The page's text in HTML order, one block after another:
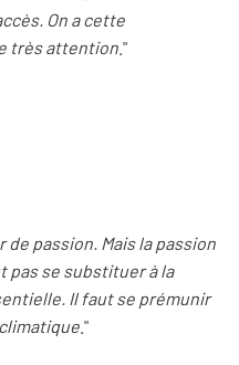
On a cette
très attention ."
passion. Mais la passion
pas se substituer à la
Il faut se prémunir
."